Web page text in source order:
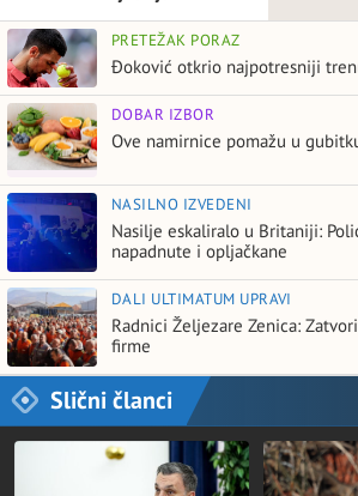
PRETEŽAK PORAZ
Đoković otkrio najpotresniji
DOBAR IZBOR
Ove namirnice pomažu u
NASILNO IZVEDENI
Nasilje eskaliralo u Britaniji:
napadnute i opljačkane
DALI ULTIMATUM UPRAVI
Radnici Željezare Zenica:
firme
Slični članci